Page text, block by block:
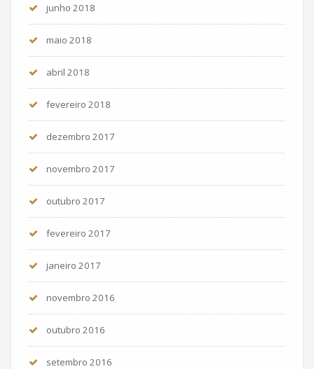
junho 2018
maio 2018
abril 2018
fevereiro 2018
dezembro 2017
novembro 2017
outubro 2017
fevereiro 2017
janeiro 2017
novembro 2016
outubro 2016
setembro 2016